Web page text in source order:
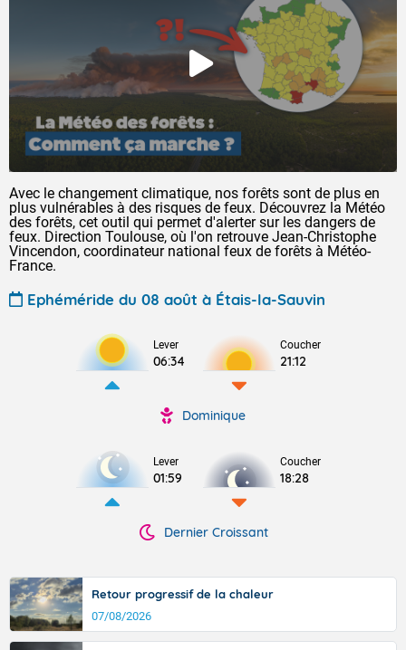
Avec le changement climatique, nos forêts sont de plus en
plus vulnérables à des risques de feux. Découvrez la Météo
des forêts, cet outil qui permet d'alerter sur les dangers de
feux. Direction Toulouse, où l'on retrouve Jean-Christophe
Vincendon, coordinateur national feux de forêts à Météo-
France.
Ephéméride du 08 août à Étais-la-Sauvin
Lever
06:34
Coucher
21:12
Dominique
Lever
01:59
Coucher
18:28
Dernier Croissant
Retour progressif de la chaleur
07/08/2026